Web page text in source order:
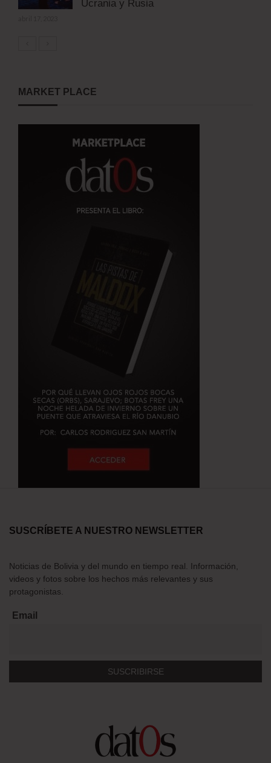
Ucrania y Rusia
MARKET PLACE
SUSCRÍBETE A NUESTRO NEWSLETTER
Noticias de Bolivia y del mundo en tiempo real. Información,
videos y fotos sobre los hechos más relevantes y sus
protagonistas.
Email